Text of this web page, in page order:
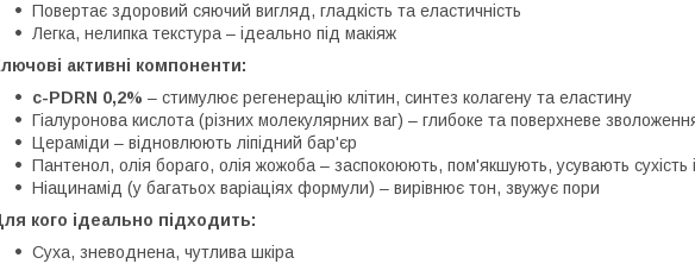
Повертає здоровий сяючий вигляд, гладкість та еластичність
Легка, нелипка текстура – ідеально під макіяж
активні компоненти:
c-PDRN 0,2% – стимулює регенерацію клітин, синтез колагену та еластину
Гіалуронова кислота (різних молекулярних ваг) – глибоке та поверхневе
Цераміди – відновлюють ліпідний бар'єр
Пантенол, олія бораго, олія жожоба – заспокоюють, пом'якшують, усувають сухість
Ніацинамід (у багатьох варіаціях формули) – вирівнює тон, звужує пори
кого ідеально підходить:
Суха, зневоднена, чутлива шкіра